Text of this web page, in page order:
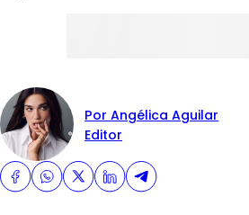
Por Angélica Aguilar
Editor